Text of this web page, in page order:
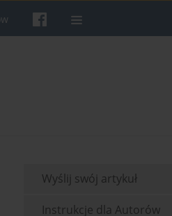
Wyślij swój artykuł
Instrukcje dla Autorów